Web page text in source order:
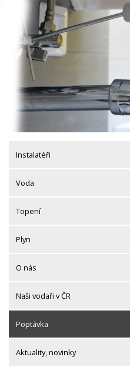
content
Instalatéři
Voda
Topení
Plyn
O nás
Naši vodaři v ČR
Poptávka
Aktuality, novinky